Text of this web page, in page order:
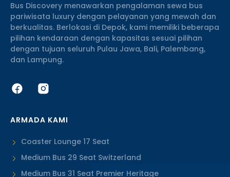
Bus Discovery menawarkan pengalaman sewa bus
pariwisata luxury dengan pelayanan yang mewah dan
berkualitas. Berlokasi di Depok, kami memiliki beberapa
pilihan kendaraan dengan kapasitas sesuai pilihan
dengan tujuan seluruh Pulau Jawa, Bali, Palembang,
dan Lampung.
ARMADA KAMI
Coaster Lounge 17 Seat
Medium Bus 29 Seat Switzerland
Medium Bus 31 Seat Premier Heritage